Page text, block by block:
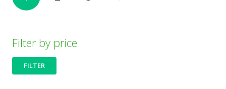
der
Filter by price
FILTER